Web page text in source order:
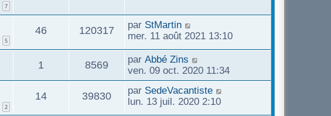
s
e
s
g
e
s
s
s
s
a
g
e
o
s
m
e
s
a
g
e
7
o
s
s
e
r
m
e
s
s
a
5
46R
é
o
120317
u
D
e
n
i
e
r
m
e
par StMartin
mer. 11 août 2021 13:10
1 8569
D
e
r
n
i
par Abbé Zins
ven. 09 oct. 2020 11:34
2
14R
39830V
D
e
par SedeVacantiste
lun. 13 juil. 2020 2:10